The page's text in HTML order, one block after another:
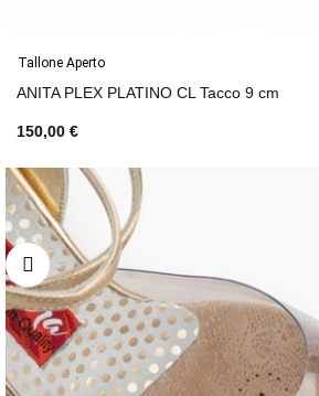
Tallone Aperto
ANITA PLEX PLATINO CL Tacco 9 cm
150,00 €